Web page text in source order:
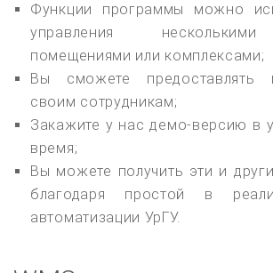
Функции программы можно
управления
помещениями или комплексами;
Вы сможете предоставлять
своим сотрудникам;
Закажите у нас демо-версию в
время;
Вы можете получить эти и
благодаря простой в
автоматизации УрГУ.